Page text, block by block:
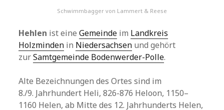
Schwimmbagger von Lammert & Reese
Hehlen ist eineGemeinde im Landkreis
Holzminden in Niedersachsen und gehört
zurSamtgemeinde Bodenwerder-Polle.
Alte Bezeichnungen des Ortes sind im
8./9. Jahrhundert Heli, 826-876 Heloon, 1150–
1160 Helen, ab Mitte des 12. Jahrhunderts Helen,